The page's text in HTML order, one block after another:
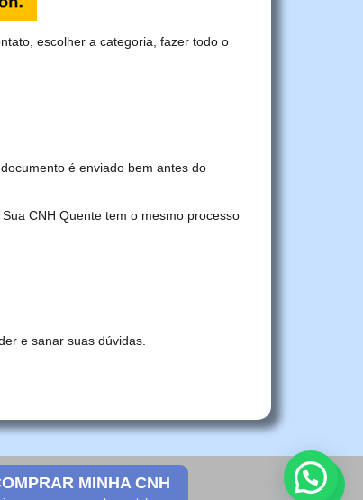
escolher a categoria, fazer todo o
é enviado bem antes do
CNH Quente tem o mesmo processo
e sanar suas dúvidas.
MINHA CNH